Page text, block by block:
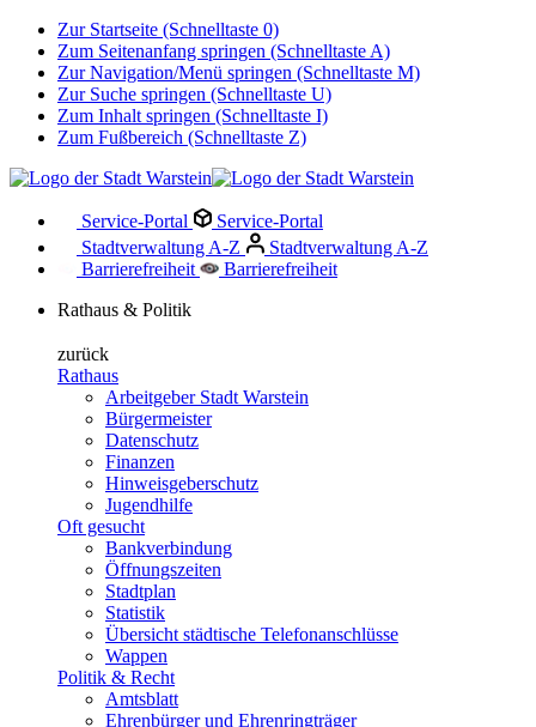
Zur Startseite (Schnelltaste 0)
Zum Seitenanfang springen (Schnelltaste A)
Zur Navigation/Menü springen (Schnelltaste M)
Zur Suche springen (Schnelltaste U)
Zum Inhalt springen (Schnelltaste I)
Zum Fußbereich (Schnelltaste Z)
Service-Portal
Service-Portal
Stadtverwaltung A-Z
Stadtverwaltung A-Z
Barrierefreiheit
Barrierefreiheit
Rathaus & Politik
zurück
Rathaus
Arbeitgeber Stadt Warstein
Bürgermeister
Datenschutz
Finanzen
Hinweisgeberschutz
Jugendhilfe
Oft gesucht
Bankverbindung
Öffnungszeiten
Stadtplan
Statistik
Übersicht städtische Telefonanschlüsse
Wappen
Politik & Recht
Amtsblatt
Ehrenbürger und Ehrenringträger